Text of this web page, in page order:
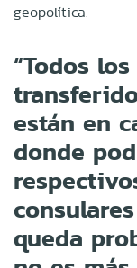
geopolítica.
“Todos
están en
donde
queda